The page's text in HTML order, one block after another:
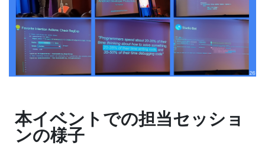
本イベントでの担当セッショ
ンの様子